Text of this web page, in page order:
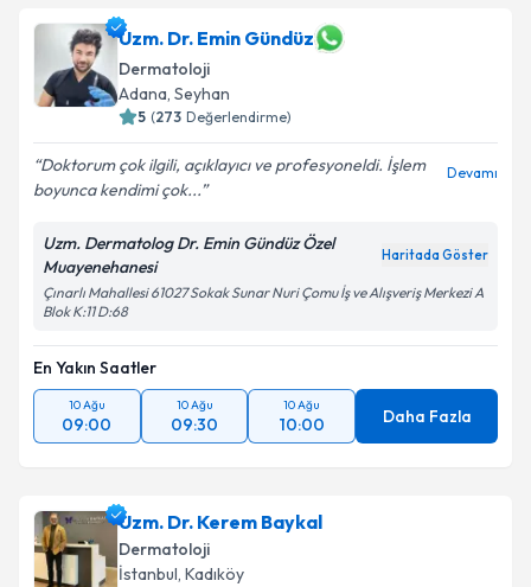
Uzm. Dr. Emin Gündüz
Dermatoloji
Adana, Seyhan
5 (273 Değerlendirme)
Doktorum çok ilgili, açıklayıcı ve profesyoneldi. İşlem
boyunca kendimi çok...
Devamı
Uzm. Dermatolog Dr. Emin Gündüz Özel
Muayenehanesi
Haritada Göster
Çınarlı Mahallesi 61027 Sokak Sunar Nuri Çomu İş ve Alışveriş Merkezi A
Blok K:11 D:68
En Yakın Saatler
10 Ağu
09:00
10 Ağu
09:30
10 Ağu
10:00 Daha Fazla
Uzm. Dr. Kerem Baykal
Dermatoloji
İstanbul, Kadıköy